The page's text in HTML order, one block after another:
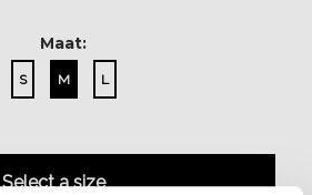
Maat:
S M L
Select a size